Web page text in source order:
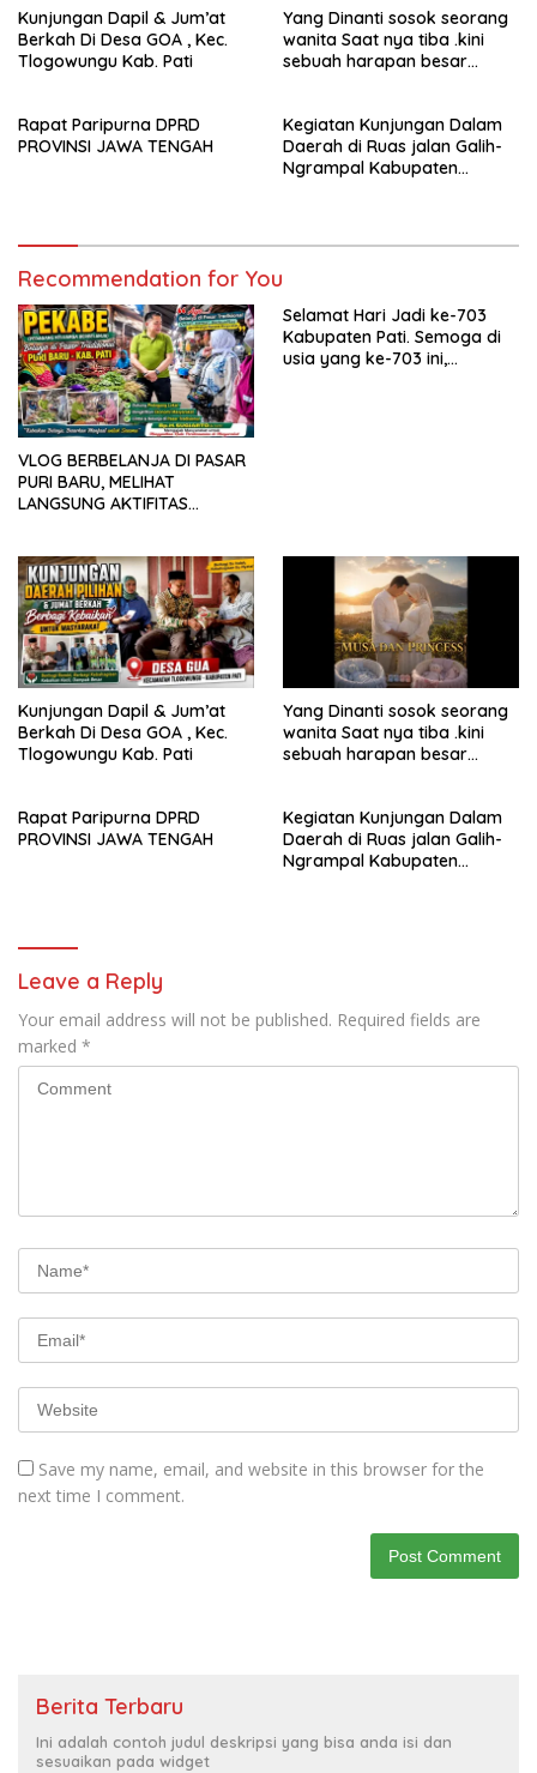
Kunjungan Dapil & Jum’at
Berkah Di Desa GOA , Kec.
Tlogowungu Kab. Pati
Yang Dinanti sosok seorang
wanita Saat nya tiba .kini
sebuah harapan besar
menciptakan lagu Untuk si
buah hati yang berjudul
Musa & Princes.
Rapat Paripurna DPRD
PROVINSI JAWA TENGAH
Kegiatan Kunjungan Dalam
Daerah di Ruas jalan Galih-
Ngrampal Kabupaten
Recommendation for You
VLOG BERBELANJA DI PASAR
PURI BARU, MELIHAT
LANGSUNG AKTIFITAS
Selamat Hari Jadi ke-703
Kabupaten Pati. Semoga di
usia yang ke-703 ini,
demi mewujudkan
pembangunan yang
berkelanjutan. Dirgahayu
Kabupaten Pati ke-703.
Salam sedulur Pati Selawase.
Facebook
Kunjungan Dapil & Jum’at
Berkah Di Desa GOA , Kec.
Tlogowungu Kab. Pati
Yang Dinanti sosok seorang
wanita Saat nya tiba .kini
sebuah harapan besar
menciptakan lagu Untuk si
buah hati yang berjudul
Musa & Princes.
Rapat Paripurna DPRD
PROVINSI JAWA TENGAH
Kegiatan Kunjungan Dalam
Daerah di Ruas jalan Galih-
Ngrampal Kabupaten
Leave a Reply
Your email address will not be published. Required fields are
marked *
Save my name, email, and website in this browser for the
next time I comment.
Berita Terbaru
Ini adalah contoh judul deskripsi yang bisa anda isi dan
sesuaikan pada widget